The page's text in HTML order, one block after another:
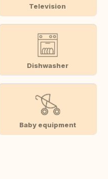
Television
Dishwasher
Baby equipment